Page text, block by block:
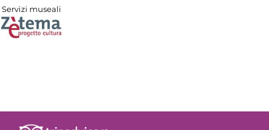
Servizi museali